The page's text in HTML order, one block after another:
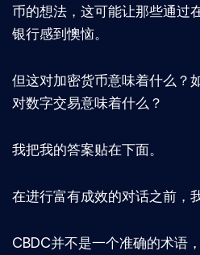
币的想法，这可能让那些通过
银行感到懊恼。
但这对加密货币意味着什么？
对数字交易意味着什么？
我把我的答案贴在下面。
在进行富有成效的对话之前，
CBDC并不是一个准确的术语